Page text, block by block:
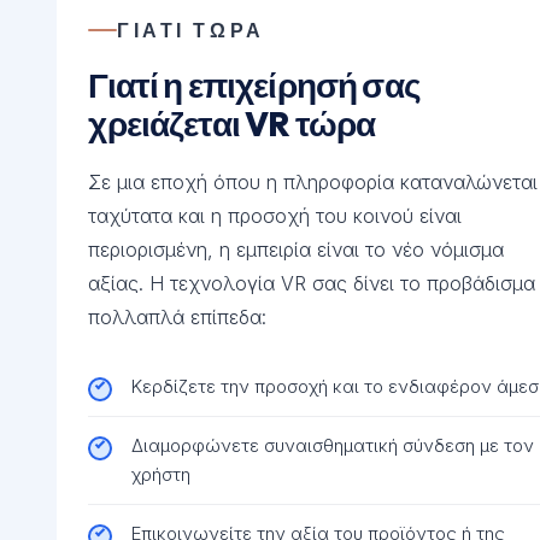
ΓΙΑΤΙ ΤΩΡΑ
Γιατί η επιχείρησή σας
χρειάζεται VR τώρα
Σε μια εποχή όπου η πληροφορία καταναλώνεται
ταχύτατα και η προσοχή του κοινού είναι
περιορισμένη, η εμπειρία είναι το νέο νόμισμα
αξίας. Η τεχνολογία VR σας δίνει το
πολλαπλά επίπεδα:
Κερδίζετε την προσοχή και το ενδιαφέρον
Διαμορφώνετε συναισθηματική σύνδεση με τον
χρήστη
Επικοινωνείτε την αξία του προϊόντος ή της